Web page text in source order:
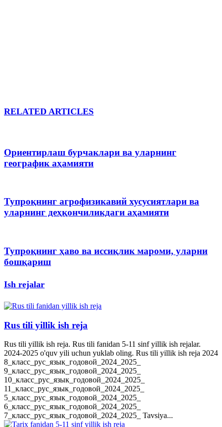
RELATED ARTICLES
Ориентирлаш бурчаклари ва уларнинг
географик аҳамияти
Тупроқнинг агрофизикавий хусусиятлари ва
уларнинг деҳқончиликдаги аҳамияти
Тупроқнинг ҳаво ва иссиқлик мароми, уларни
бошқариш
Ish rejalar
Rus tili yillik ish reja
Rus tili yillik ish reja. Rus tili fanidan 5-11 sinf yillik ish rejalar.
2024-2025 o'quv yili uchun yuklab oling. Rus tili yillik ish reja 2024
8_класс_рус_язык_годовой_2024_2025_
9_класс_рус_язык_годовой_2024_2025_
10_класс_рус_язык_годовой_2024_2025_
11_класс_рус_язык_годовой_2024_2025_
5_класс_рус_язык_годовой_2024_2025_
6_класс_рус_язык_годовой_2024_2025_
7_класс_рус_язык_годовой_2024_2025_ Tavsiya...